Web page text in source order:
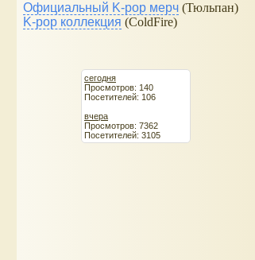
Официальный K-pop мерч (Тюльпан)
K-pop коллекция (ColdFire)
сегодня
Просмотров: 140
Посетителей: 106
вчера
Просмотров: 7362
Посетителей: 3105